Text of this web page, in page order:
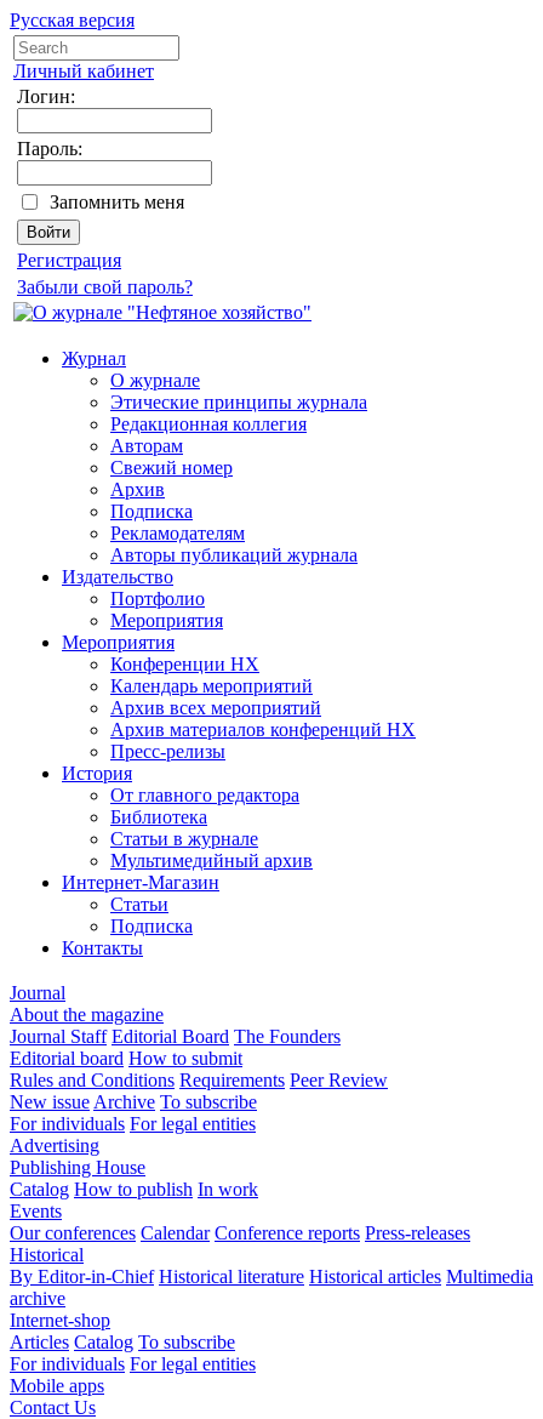
Русская версия
Личный кабинет
Логин:
Пароль:
Запомнить меня
Регистрация
Забыли свой пароль?
Журнал
О журнале
Этические принципы журнала
Редакционная коллегия
Авторам
Свежий номер
Архив
Подписка
Рекламодателям
Авторы публикаций журнала
Издательство
Портфолио
Мероприятия
Мероприятия
Конференции НХ
Календарь мероприятий
Архив всех мероприятий
Архив материалов конференций НХ
Пресс-релизы
История
От главного редактора
Библиотека
Статьи в журнале
Мультимедийный архив
Интернет-Магазин
Статьи
Подписка
Контакты
Journal
About the magazine
Journal Staff Editorial Board The Founders
Editorial board How to submit
Rules and Conditions Requirements Peer Review
New issue Archive To subscribe
For individuals For legal entities
Advertising
Publishing House
Catalog How to publish In work
Events
Our conferences Calendar Conference reports Press-releases
Historical
By Editor-in-Chief Historical literature Historical articles Multimedia
archive
Internet-shop
Articles Catalog To subscribe
For individuals For legal entities
Mobile apps
Contact Us